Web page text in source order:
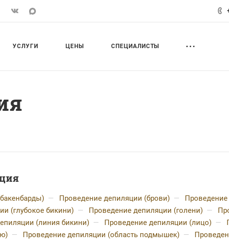
УСЛУГИ ЦЕНЫ СПЕЦИАЛИСТЫ
— Проведение депиляции (брови) —
Проведение
(глубокое бикини) — Проведение депиляции (голени) —
(линия бикини) — Проведение депиляции (лицо) —
— Проведение депиляции (область подмышек) —